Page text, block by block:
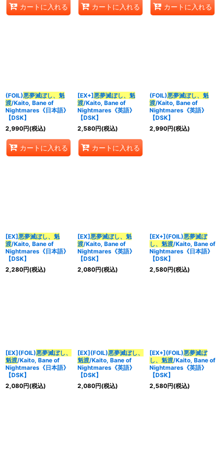
特集:
カートに入れる カートに入れる カートに入れる
(FOIL)悪夢滅ぼし、魁
渡/Kaito, Bane of
Nightmares《日本語》
【DSK】
2,990円(税込)
カートに入れる
[EX+]悪夢滅ぼし、魁
渡/Kaito, Bane of
Nightmares《英語》
【DSK】
2,580円(税込)
カートに入れる
(FOIL)悪夢滅ぼし、魁
渡/Kaito, Bane of
Nightmares《英語》
【DSK】
2,990円(税込)
[EX]悪夢滅ぼし、魁
渡/Kaito, Bane of
Nightmares《日本語》
【DSK】
2,280円(税込)
[EX]悪夢滅ぼし、魁
渡/Kaito, Bane of
Nightmares《英語》
【DSK】
2,080円(税込)
[EX+](FOIL)悪夢滅ぼ
し、魁渡/Kaito, Bane of
Nightmares《日本語》
【DSK】
2,580円(税込)
[EX](FOIL)悪夢滅ぼし、
魁渡/Kaito, Bane of
Nightmares《日本語》
【DSK】
2,080円(税込)
[EX](FOIL)悪夢滅ぼし、
魁渡/Kaito, Bane of
Nightmares《英語》
【DSK】
2,080円(税込)
[EX+](FOIL)悪夢滅ぼ
し、魁渡/Kaito, Bane of
Nightmares《英語》
【DSK】
2,580円(税込)